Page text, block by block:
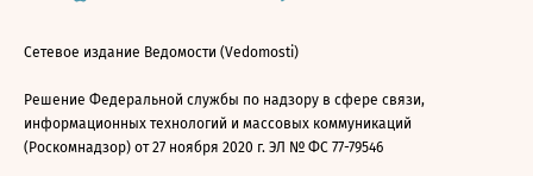
Сетевое издание Ведомости (Vedomosti)
Решение Федеральной службы по надзору в сфере связи,
информационных технологий и массовых коммуникаций
(Роскомнадзор) от 27 ноября 2020 г. ЭЛ № ФС 77-79546